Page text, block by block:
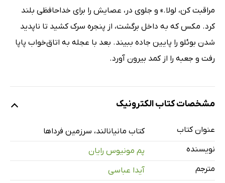
مراقبت کن، لولا.» و جلوی در، عصایش را برای خداحافظی بلند
کرد. مکس که به داخل برگشت، از پنجره سرک کشید تا ناپدید
شدن بوئلو را پایین جاده ببیند. بعد با عجله به اتاق‌خواب پاپا
رفت و جعبه را از کمد بیرون آورد.
مشخصات کتاب الکترونیک
عنوان کتاب
کتاب مانیانالند، سرزمین فرداها
نویسنده
پم مونیوس رایان
مترجم
آیدا عباسی